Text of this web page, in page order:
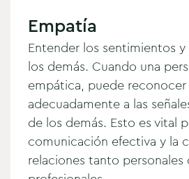
Empatía
Entender los sentimientos
los demás. Cuando una
empática, puede
adecuadamente a las
de los demás. Esto es vital
comunicación efectiva y la
relaciones tanto personales